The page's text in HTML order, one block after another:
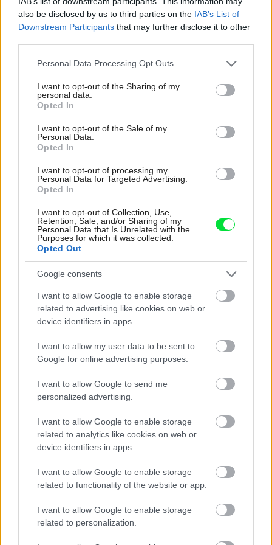
also be disclosed by us to third parties on the IAB’s List of
Downstream Participants that may further disclose it to other
Please note that this website/app uses one or more Google
not limited to your visit or usage behaviour. You may click to
grant or deny consent to Google and its third-party tags to
use your data for below specified purposes in below Google
consent section.
Personal Data Processing Opt Outs
I want to opt-out of the Sharing of my
personal data.
Opted In
I want to opt-out of the Sale of my
Personal Data.
Opted In
I want to opt-out of processing my
Personal Data for Targeted Advertising.
Opted In
I want to opt-out of Collection, Use,
Retention, Sale, and/or Sharing of my
Personal Data that Is Unrelated with the
Purposes for which it was collected.
Opted Out
Google consents
I want to allow Google to enable storage
related to advertising like cookies on web or
device identifiers in apps.
I want to allow my user data to be sent to
Google for online advertising purposes.
I want to allow Google to send me
personalized advertising.
I want to allow Google to enable storage
related to analytics like cookies on web or
device identifiers in apps.
I want to allow Google to enable storage
related to functionality of the website or app.
I want to allow Google to enable storage
related to personalization.
režiséra
Pridajte túto surovinu do prania, obliečky budú
hladšie a pevnejšie. Starý trik z hotelov poznali už
naše babičky
Kedysi boli veľkým trendom, dnes sa im radšej
vyhnite. Týchto 7 vecí robí vašu obývačku
zastaralou
Inšpirácie
predsieň,sklo, biela
Re: Takto sa rieši málo úložného miesta. V tomto byte
My napríklad labky utierame hneď pri dverách a doma pred dvere
používame tyčový ETA Terier…
Re: Takto sa rieši málo úložného miesta. V tomto byte
stačil jeden prvok | Môjdom.sk